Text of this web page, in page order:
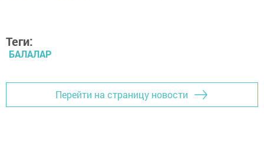
Теги:
БАЛАЛАР
Перейти на страницу новости